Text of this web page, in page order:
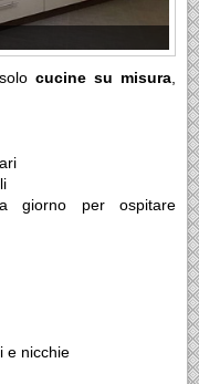
cucine su misura
giorno per ospitare
e nicchie